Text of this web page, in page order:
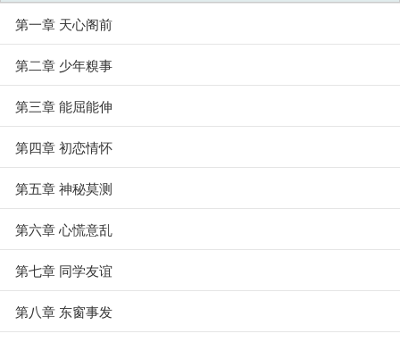
第一章 天心阁前
第二章 少年糗事
第三章 能屈能伸
第四章 初恋情怀
第五章 神秘莫测
第六章 心慌意乱
第七章 同学友谊
第八章 东窗事发